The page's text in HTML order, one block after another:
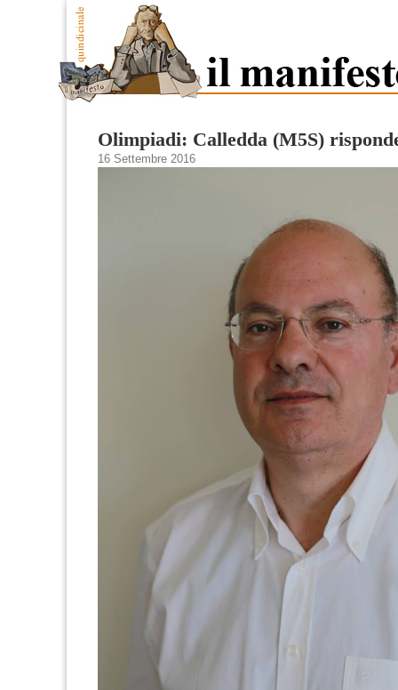
Olimpiadi: Calledda (M5S)
16 Settembre 2016